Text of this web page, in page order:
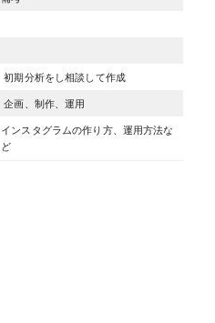
初期分析をし相談して作成
企画、制作、運用
インスタグラムの作り方、運用方法な
ど